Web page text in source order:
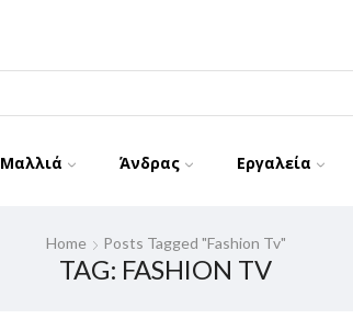
Μαλλιά Άνδρας Εργαλεία
Home Posts Tagged "fashion Tv"
TAG: FASHION TV